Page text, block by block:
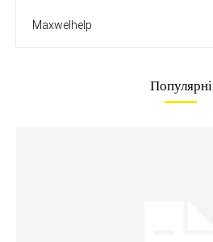
Maxwelhelp
Популярні